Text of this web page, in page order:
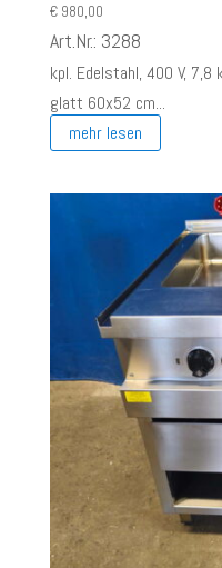
€980,00
Art.Nr.: 3288
kpl. Edelstahl, 400 V, 7,8
glatt 60x52 cm...
mehr lesen